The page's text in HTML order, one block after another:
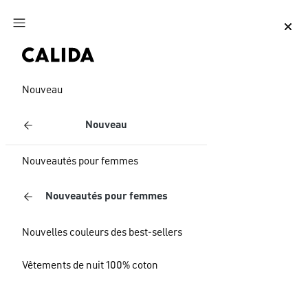
Aller au contenu principal
Nouveau
Nouveau
Nouveautés pour femmes
Nouveautés pour femmes
Nouvelles couleurs des best-sellers
Vêtements de nuit 100% coton